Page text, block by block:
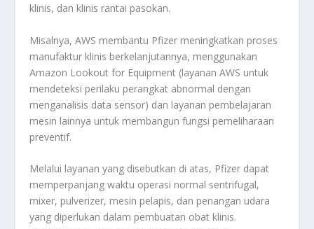
klinis, dan klinis rantai pasokan.
Misalnya, AWS membantu Pfizer meningkatkan proses
manufaktur klinis berkelanjutannya, menggunakan
Amazon Lookout for Equipment (layanan AWS untuk
mendeteksi perilaku perangkat abnormal dengan
menganalisis data sensor) dan layanan pembelajaran
mesin lainnya untuk membangun fungsi pemeliharaan
preventif.
Melalui layanan yang disebutkan di atas, Pfizer dapat
memperpanjang waktu operasi normal sentrifugal,
mixer, pulverizer, mesin pelapis, dan penangan udara
yang diperlukan dalam pembuatan obat klinis.